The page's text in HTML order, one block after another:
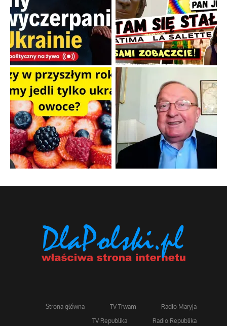
Familijny spór o biskupie sakry
Rodzinna polemika wokół sakr w Écône....
Popularne